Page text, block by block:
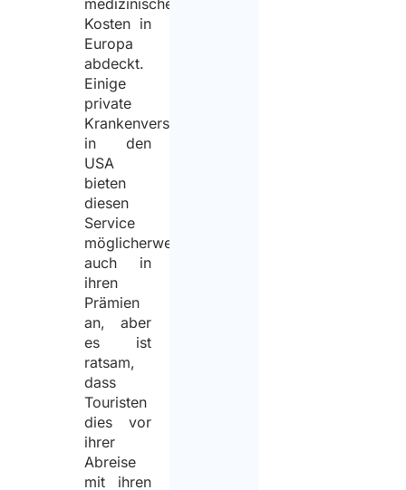
Kosten in
Europa
abdeckt.
Einige
private
Krankenversicherungen
in den
USA
bieten
diesen
Service
möglicherweise
auch in
ihren
Prämien
an, aber
es ist
ratsam,
dass
Touristen
dies vor
ihrer
Abreise
mit ihren